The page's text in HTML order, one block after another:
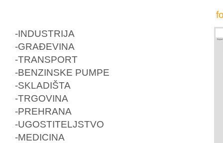
-INDUSTRIJA
-GRAĐEVINA
-TRANSPORT
-BENZINSKE PUMPE
-SKLADIŠTA
-TRGOVINA
-PREHRANA
-UGOSTITELJSTVO
-MEDICINA